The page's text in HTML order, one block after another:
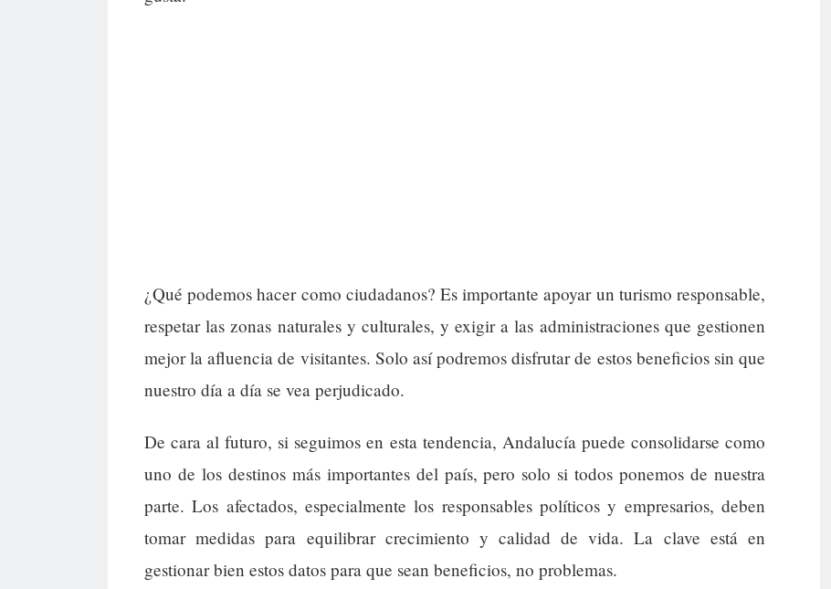
¿Qué podemos hacer como ciudadanos? Es importante apoyar un turismo responsable,
respetar las zonas naturales y culturales, y exigir a las administraciones que gestionen
mejor la afluencia de visitantes. Solo así podremos disfrutar de estos beneficios sin que
nuestro día a día se vea perjudicado.
De cara al futuro, si seguimos en esta tendencia, Andalucía puede consolidarse como
uno de los destinos más importantes del país, pero solo si todos ponemos de nuestra
parte. Los afectados, especialmente los responsables políticos y empresarios, deben
tomar medidas para equilibrar crecimiento y calidad de vida. La clave está en
gestionar bien estos datos para que sean beneficios, no problemas.